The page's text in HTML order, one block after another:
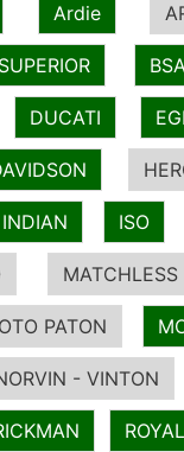
Ardie
DUCATI
INDIAN ISO
MATCHLESS
PATON
- VINTON